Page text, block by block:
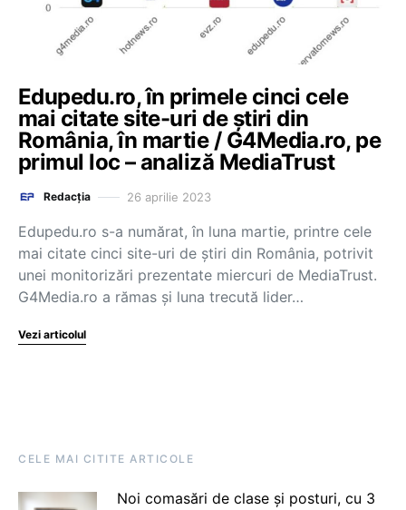
Edupedu.ro, în primele cinci cele
mai citate site-uri de știri din
România, în martie / G4Media.ro, pe
primul loc – analiză MediaTrust
Redacția 26 aprilie 2023
Edupedu.ro s-a numărat, în luna martie, printre cele
mai citate cinci site-uri de știri din România, potrivit
unei monitorizări prezentate miercuri de MediaTrust.
G4Media.ro a rămas și luna trecută lider…
Vezi articolul
CELE MAI CITITE ARTICOLE
Noi comasări de clase și posturi, cu 3